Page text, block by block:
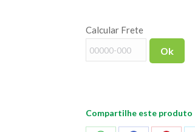
Calcular Frete
Ok
Compartilhe este produto